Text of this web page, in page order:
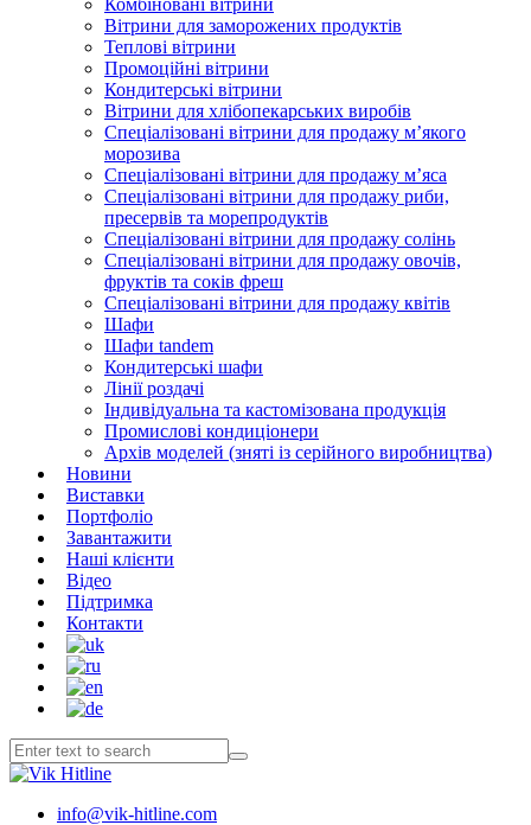
Комбіновані вітрини
Вітрини для заморожених продуктів
Теплові вітрини
Промоційні вітрини
Кондитерські вітрини
Вітрини для хлібопекарських виробів
Спеціалізовані вітрини для продажу м’якого
морозива
Спеціалізовані вітрини для продажу м’яса
Спеціалізовані вітрини для продажу риби,
пресервів та морепродуктів
Спеціалізовані вітрини для продажу солінь
Спеціалізовані вітрини для продажу овочів,
фруктів та соків фреш
Спеціалізовані вітрини для продажу квітів
Шафи
Шафи tandem
Кондитерські шафи
Лінії роздачі
Індивідуальна та кастомізована продукція
Промислові кондиціонери
Архів моделей (зняті із серійного виробництва)
Новини
Виставки
Портфоліо
Завантажити
Наші клієнти
Відео
Підтримка
Контакти
info@vik-hitline.com